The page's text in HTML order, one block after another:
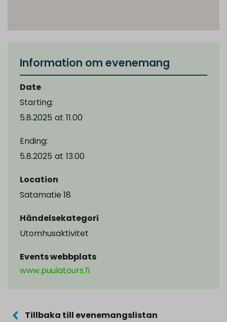
Information om evenemang
Date
Starting:
5.8.2025 at 11.00
Ending:
5.8.2025 at 13.00
Location
Satamatie 18
Händelsekategori
Utomhusaktivitet
Events webbplats
www.puulatours.fi
Tillbaka till evenemangslistan